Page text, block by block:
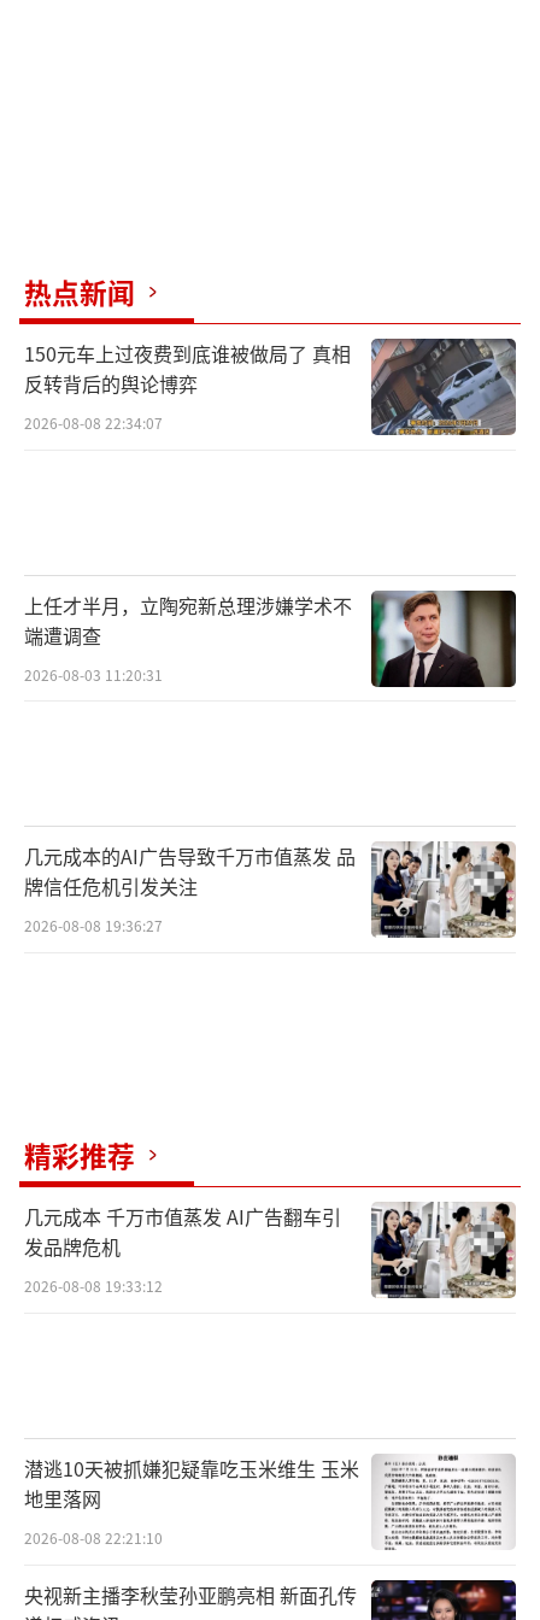
热点新闻
150元车上过夜费到底谁被做局了 真相
反转背后的舆论博弈
2026-08-08 22:34:07
上任才半月，立陶宛新总理涉嫌学术不
端遭调查
2026-08-03 11:20:31
几元成本的AI广告导致千万市值蒸发 品
牌信任危机引发关注
2026-08-08 19:36:27
精彩推荐
几元成本 千万市值蒸发 AI广告翻车引
发品牌危机
2026-08-08 19:33:12
潜逃10天被抓嫌犯疑靠吃玉米维生 玉米
地里落网
2026-08-08 22:21:10
央视新主播李秋莹孙亚鹏亮相 新面孔传